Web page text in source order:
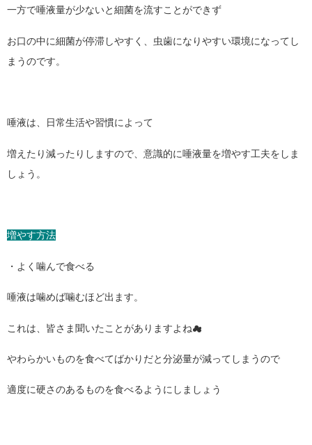
一方で唾液量が少ないと細菌を流すことができず
お口の中に細菌が停滞しやすく、虫歯になりやすい環境になってし
まうのです。
唾液は、日常生活や習慣によって
増えたり減ったりしますので、意識的に唾液量を増やす工夫をしま
しょう。
増やす方法
・よく噛んで食べる
唾液は噛めば噛むほど出ます。
これは、皆さま聞いたことがありますよね☁
やわらかいものを食べてばかりだと分泌量が減ってしまうので
適度に硬さのあるものを食べるようにしましょう